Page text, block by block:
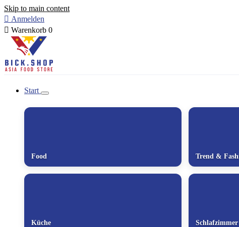
Skip to main content
 Anmelden
 Warenkorb 0
Start
Food Trend &
Küche Schlafzimmer